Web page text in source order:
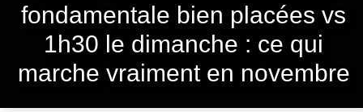
fondamentale bien placées vs
1h30 le dimanche : ce qui
marche vraiment en novembre